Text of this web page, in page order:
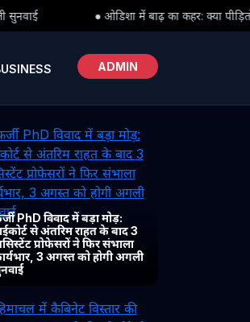
बाढ़ का कहर: क्या पीड़ितों तक समय पर पहुंच पाएगी
ADMIN
PhD विवाद में बड़ा मोड़:
से अंतरिम राहत के बाद 3
प्रोफेसरों ने फिर संभाला
3 अगस्त को होगी अगली